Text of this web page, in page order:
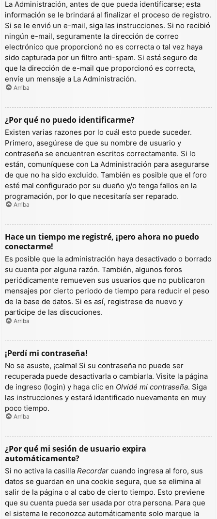
La Administración, antes de que pueda identificarse; esta
información se le brindará al finalizar el proceso de registro.
Si se le envió un e-mail, siga las instrucciones. Si no recibió
ningún e-mail, seguramente la dirección de correo
electrónico que proporcionó no es correcta o tal vez haya
sido capturada por un filtro anti-spam. Si está seguro de
que la dirección de e-mail que proporcionó es correcta,
envíe un mensaje a La Administración.
Arriba
¿Por qué no puedo identificarme?
Existen varias razones por lo cuál esto puede suceder.
Primero, asegúrese de que su nombre de usuario y
contraseña se encuentren escritos correctamente. Si lo
están, comuníquese con La Administración para asegurarse
de que no ha sido excluido. También es posible que el foro
esté mal configurado por su dueño y/o tenga fallos en la
programación, por lo que necesitaría ser reparado.
Arriba
Hace un tiempo me registré, ¡pero ahora no puedo
conectarme!
Es posible que la administración haya desactivado o borrado
su cuenta por alguna razón. También, algunos foros
periódicamente remueven sus usuarios que no publicaron
mensajes por cierto periodo de tiempo para reducir el peso
de la base de datos. Si es así, registrese de nuevo y
participe de las discuciones.
Arriba
¡Perdí mi contraseña!
No se asuste, ¡calma! Si su contraseña no puede ser
recuperada puede desactivarla o cambiarla. Visite la página
de ingreso (login) y haga clic en Olvidé mi contraseña. Siga
las instrucciones y estará identificado nuevamente en muy
poco tiempo.
Arriba
¿Por qué mi sesión de usuario expira
automáticamente?
Si no activa la casilla Recordar cuando ingresa al foro, sus
datos se guardan en una cookie segura, que se elimina al
salir de la página o al cabo de cierto tiempo. Esto previene
que su cuenta pueda ser usada por otra persona. Para que
el sistema le reconozca automáticamente solo marque la